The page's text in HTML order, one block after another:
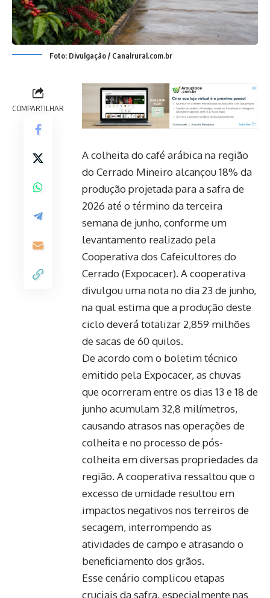
Foto: Divulgação / Canalrural.com.br
COMPARTILHAR
A colheita do café arábica na região
do Cerrado Mineiro alcançou 18% da
produção projetada para a safra de
2026 até o término da terceira
semana de junho, conforme um
levantamento realizado pela
Cooperativa dos Cafeicultores do
Cerrado (Expocacer). A cooperativa
divulgou uma nota no dia 23 de junho,
na qual estima que a produção deste
ciclo deverá totalizar 2,859 milhões
de sacas de 60 quilos.
De acordo com o boletim técnico
emitido pela Expocacer, as chuvas
que ocorreram entre os dias 13 e 18 de
junho acumulam 32,8 milímetros,
causando atrasos nas operações de
colheita e no processo de pós-
colheita em diversas propriedades da
região. A cooperativa ressaltou que o
excesso de umidade resultou em
impactos negativos nos terreiros de
secagem, interrompendo as
atividades de campo e atrasando o
beneficiamento dos grãos.
Esse cenário complicou etapas
cruciais da safra, especialmente nas